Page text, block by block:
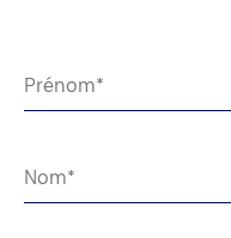
Prénom
Nom